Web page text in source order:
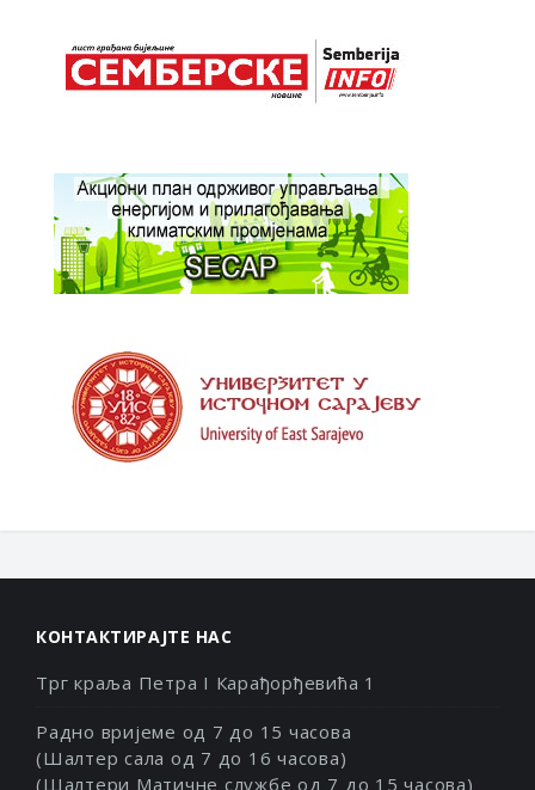
КОНТАКТИРАЈТЕ НАС
Трг краља Петра I Карађорђевића 1
Радно вријеме од 7 до 15 часова
(Шалтер сала од 7 до 16 часова)
(Шалтери Матичне службе од 7 до 15 часова)